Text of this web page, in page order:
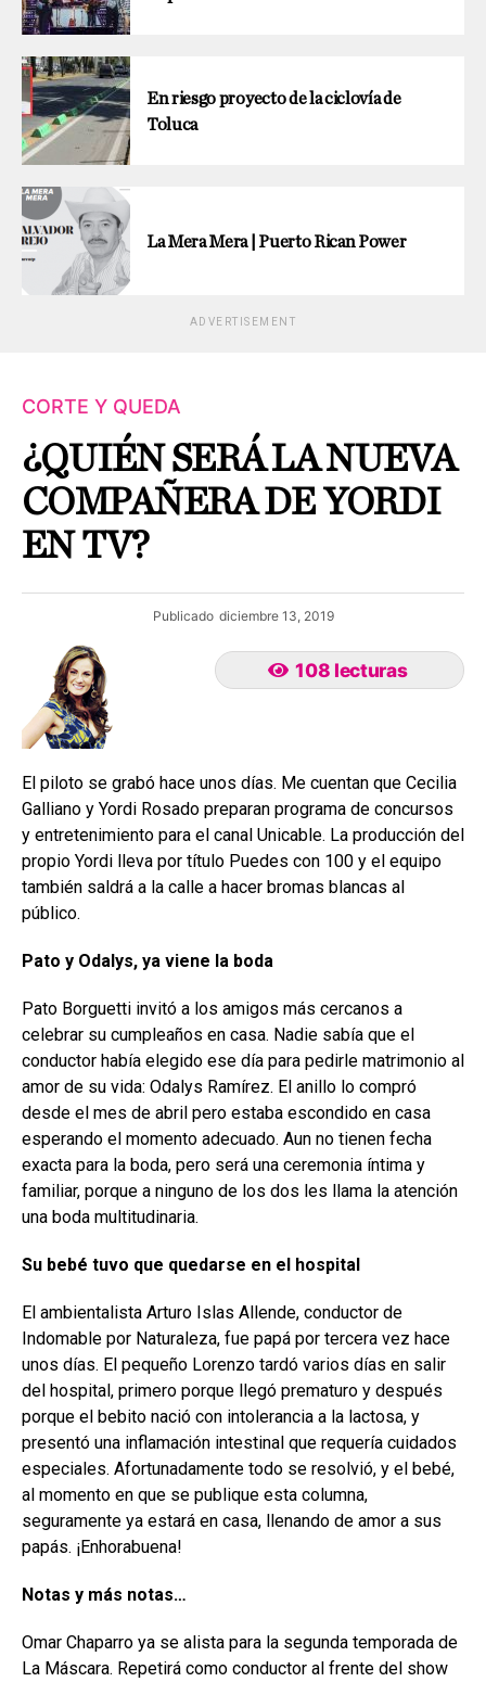
En riesgo proyecto de la ciclovía de
Toluca
La Mera Mera | Puerto Rican Power
ADVERTISEMENT
CORTE Y QUEDA
¿QUIÉN SERÁ LA NUEVA
COMPAÑERA DE YORDI
EN TV?
Publicado diciembre 13, 2019
108 lecturas
El piloto se grabó hace unos días. Me cuentan que Cecilia
Galliano y Yordi Rosado preparan programa de concursos
y entretenimiento para el canal Unicable. La producción del
propio Yordi lleva por título Puedes con 100 y el equipo
también saldrá a la calle a hacer bromas blancas al
público.
Pato y Odalys, ya viene la boda
Pato Borguetti invitó a los amigos más cercanos a
celebrar su cumpleaños en casa. Nadie sabía que el
conductor había elegido ese día para pedirle matrimonio al
amor de su vida: Odalys Ramírez. El anillo lo compró
desde el mes de abril pero estaba escondido en casa
esperando el momento adecuado. Aun no tienen fecha
exacta para la boda, pero será una ceremonia íntima y
familiar, porque a ninguno de los dos les llama la atención
una boda multitudinaria.
Su bebé tuvo que quedarse en el hospital
El ambientalista Arturo Islas Allende, conductor de
Indomable por Naturaleza, fue papá por tercera vez hace
unos días. El pequeño Lorenzo tardó varios días en salir
del hospital, primero porque llegó prematuro y después
porque el bebito nació con intolerancia a la lactosa, y
presentó una inflamación intestinal que requería cuidados
especiales. Afortunadamente todo se resolvió, y el bebé,
al momento en que se publique esta columna,
seguramente ya estará en casa, llenando de amor a sus
papás. ¡Enhorabuena!
Notas y más notas…
Omar Chaparro ya se alista para la segunda temporada de
La Máscara. Repetirá como conductor al frente del show